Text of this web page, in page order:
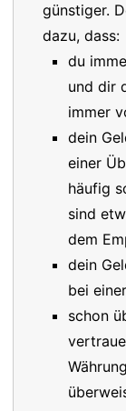
günstiger.
dazu, dass:
du
und dir
immer
dein
einer
häufig
sind
dem
dein
bei
schon